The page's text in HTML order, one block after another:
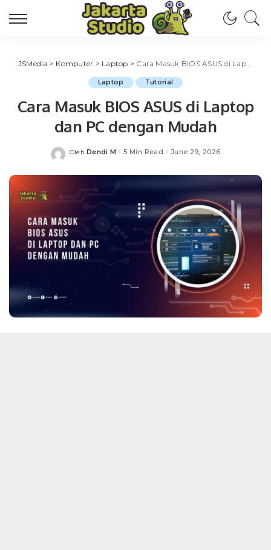
JSMedia > Komputer > Laptop > Cara Masuk BIOS ASUS di Laptop dan PC dengan Mudah
Laptop Tutorial
Cara Masuk BIOS ASUS di Laptop
dan PC dengan Mudah
Posted
Oleh Dendi M 5 Min Read June 29, 2026